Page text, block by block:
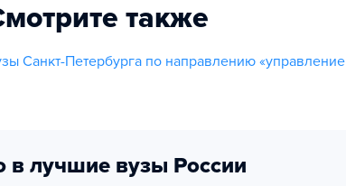
также
Санкт-Петербурга по направлению
в лучшие вузы России